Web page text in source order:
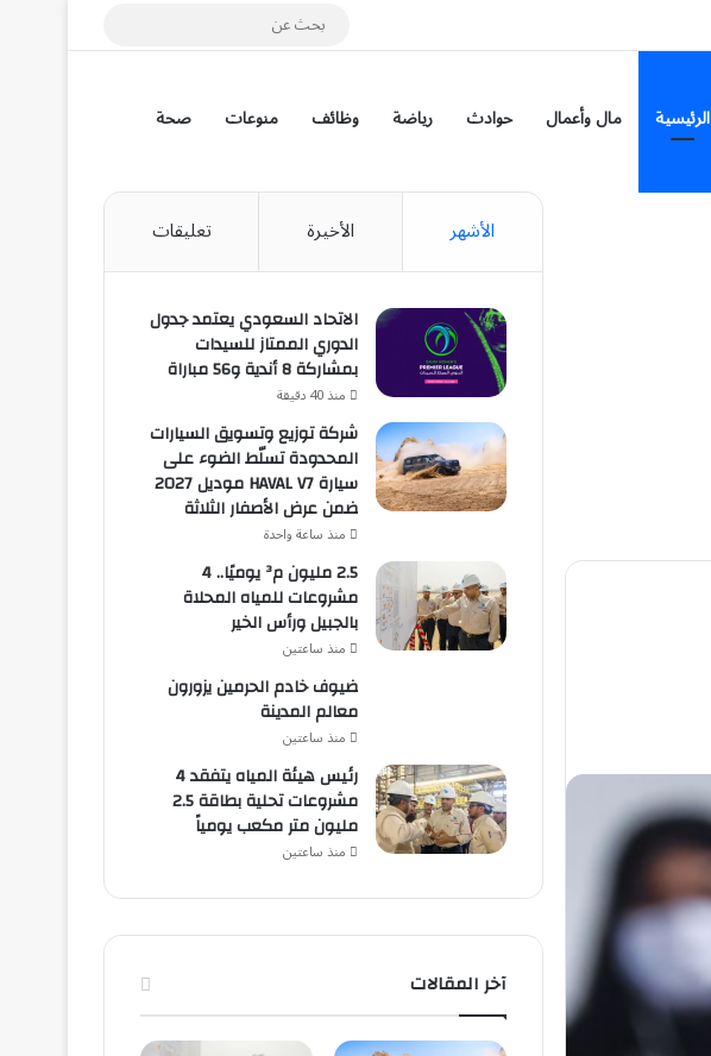
مقال عشوائي
الرئيسية مال وأعمال حوادث رياضة وظائف منوعات صحة
الأشهر الأخيرة تعليقات
الاتحاد السعودي يعتمد جدول
الدوري الممتاز للسيدات
بمشاركة 8 أندية و56 مباراة
منذ 40 دقيقة
شركة توزيع وتسويق السيارات
المحدودة تسلّط الضوء على
سيارة HAVAL V7 موديل 2027
ضمن عرض الأصفار الثلاثة
منذ ساعة واحدة
2.5 مليون م³ يوميًا.. 4
مشروعات للمياه المحلاة
بالجبيل ورأس الخير
منذ ساعتين
ضيوف خادم الحرمين يزورون
معالم المدينة
منذ ساعتين
رئيس هيئة المياه يتفقد 4
مشروعات تحلية بطاقة 2.5
مليون متر مكعب يومياً
منذ ساعتين
آخر المقالات